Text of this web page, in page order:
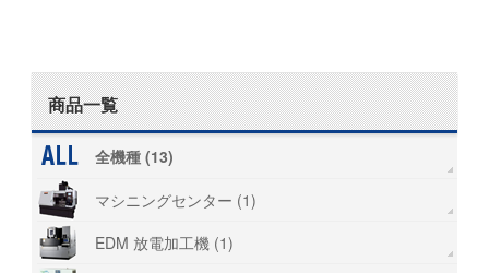
商品一覧
全機種 (13)
マシニングセンター (1)
EDM 放電加工機 (1)